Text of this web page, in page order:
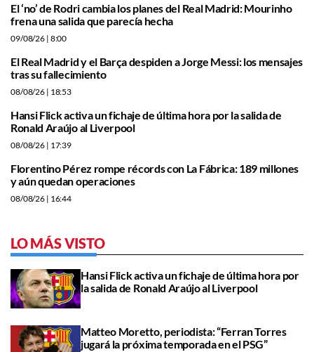
El ‘no’ de Rodri cambia los planes del Real Madrid: Mourinho
frena una salida que parecía hecha
09/08/26 | 8:00
El Real Madrid y el Barça despiden a Jorge Messi: los mensajes
tras su fallecimiento
08/08/26 | 18:53
Hansi Flick activa un fichaje de última hora por la salida de
Ronald Araújo al Liverpool
08/08/26 | 17:39
Florentino Pérez rompe récords con La Fábrica: 189 millones
y aún quedan operaciones
08/08/26 | 16:44
LO MÁS VISTO
Hansi Flick activa un fichaje de última hora por
la salida de Ronald Araújo al Liverpool
Matteo Moretto, periodista: “Ferran Torres
jugará la próxima temporada en el PSG”